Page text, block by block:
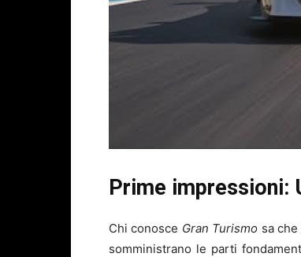
Prime impressioni:
Chi conosce Gran Turismo sa
somministrano le parti